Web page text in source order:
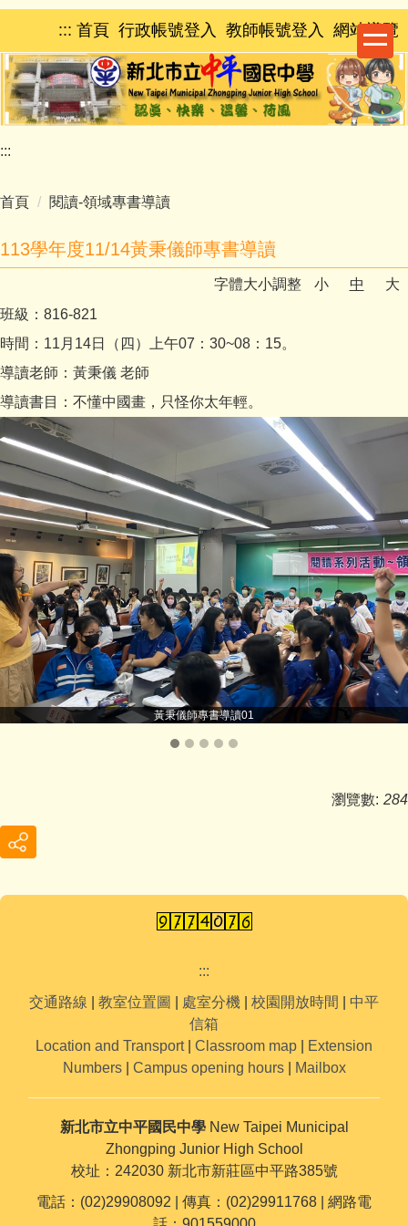
跳
主
要
內
容
區
::: 首頁 行政帳號登入 教師帳號登入 網站導覽
:::
首頁 閱讀-領域專書導讀
113學年度11/14黃秉儀師專書導讀
字體大小調整 小 中
大
班級：816-821
時間：11月14日（四）上午07：30~08：15。
導讀老師：黃秉儀 老師
導讀書目：不懂中國畫，只怪你太年輕。
黃秉儀師專書導讀01
瀏覽數: 284
:::
交通路線
教室位置圖 處室分機 校園開放時間
中平
信箱
Location and Transport| Classroom map
Extension
Numbers| Campus opening hours| Mailbox
新北市立中平國民中學 New Taipei Municipal
Zhongping Junior High School
校址：242030 新北市新莊區中平路385號
電話：(02)29908092 | 傳真：(02)29911768 | 網路電